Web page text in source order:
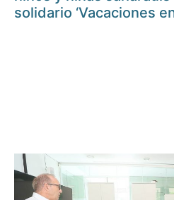
solidario ‘Vacaciones